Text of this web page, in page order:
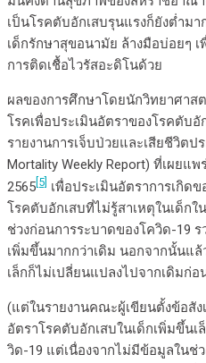
เป็นโรคตับอักเสบรุนแรงก็ยังต่ำม
เด็กรักษาสุขอนามัย ล้างมือบ่อยๆ
การติดเชื้อไวรัสอะดิโนด้วย
ผลของการศึกษาโดยนักวิทยาศา
โรคเพื่อประเมินอัตราของโรคตับ
รายงานการเจ็บป่วยและเสียชีวิตป
Mortality Weekly Report) ที่เผย
2565 [5] เพื่อประเมินอัตราการเกิด
โรคตับอักเสบที่ไม่รู้สาเหตุในเด็ก
ช่วงก่อนการระบาดของโควิด-19
เพิ่มขึ้นมากกว่าเดิม นอกจากนั้นแ
เล็กก็ไม่เปลี่ยนแปลงไปจากเดิมก่
(แต่ในรายงานคณะผู้เขียนตั้งข้อสั
อัตราโรคตับอักเสบในเด็กเพิ่มขึ้น
วิด-19 แต่เนื่องจากไม่มีข้อมูลในช่